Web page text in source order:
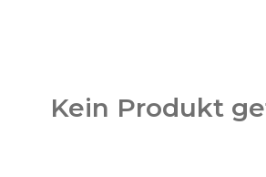
Kein Produkt